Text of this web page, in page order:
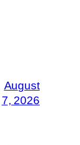
August
7, 2026